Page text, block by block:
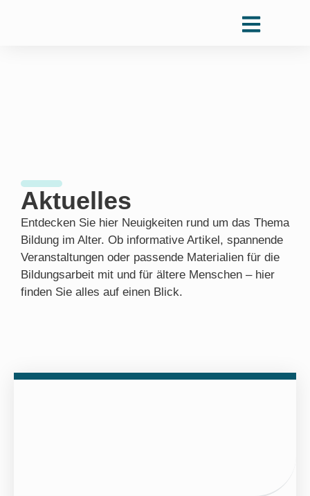
Aktuelles
Entdecken Sie hier Neuigkeiten rund um das Thema
Bildung im Alter. Ob informative Artikel, spannende
Veranstaltungen oder passende Materialien für die
Bildungsarbeit mit und für ältere Menschen – hier
finden Sie alles auf einen Blick.